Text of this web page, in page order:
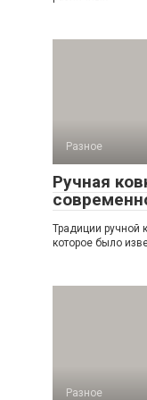
Разное
Ручная
Традиции ручной
которое было
Разное